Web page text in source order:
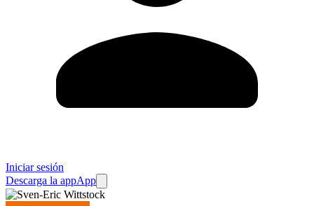
Iniciar sesión
Descarga la appApp